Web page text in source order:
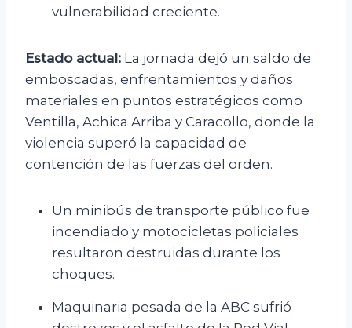
vulnerabilidad creciente.
Estado actual: La jornada dejó un saldo de
emboscadas, enfrentamientos y daños
materiales en puntos estratégicos como
Ventilla, Achica Arriba y Caracollo, donde la
violencia superó la capacidad de
contención de las fuerzas del orden.
Un minibús de transporte público fue
incendiado y motocicletas policiales
resultaron destruidas durante los
choques.
Maquinaria pesada de la ABC sufrió